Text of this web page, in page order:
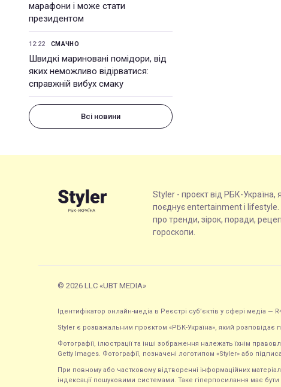
марафони і може стати
президентом
12:22 СМАЧНО
Швидкі мариновані помідори, від
яких неможливо відірватися:
справжній вибух смаку
Всі новини
Styler - проєкт від РБК-Україна,
поєднує entertainment і
про тренди, зірок, поради,
гороскопи.
© 2026 LLC «UBT MEDIA»
Ідентифікатор онлайн-медіа в Реєстрі суб’єктів у сфері медіа —
Styler є розважальним проєктом «РБК-Україна», який
Фотографії, ілюстрації та інші зображення належать їхнім
Getty Images. Фотографії, позначені логотипом «Styler» або
При повному або частковому відтворенні інформаційних
індексації пошуковими системами. Таке гіперпосилання має